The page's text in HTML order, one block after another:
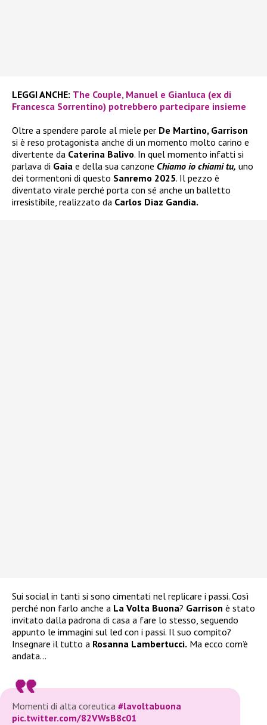
LEGGI ANCHE: The Couple, Manuel e Gianluca (ex di
Francesca Sorrentino) potrebbero partecipare insieme
Oltre a spendere parole al miele per De Martino, Garrison
si è reso protagonista anche di un momento molto carino e
divertente da Caterina Balivo. In quel momento infatti si
parlava di Gaia e della sua canzone Chiamo io chiami tu, uno
dei tormentoni di questo Sanremo 2025. Il pezzo è
diventato virale perché porta con sé anche un balletto
irresistibile, realizzato da Carlos Diaz Gandia.
Sui social in tanti si sono cimentati nel replicare i passi. Così
perché non farlo anche a La Volta Buona? Garrison è stato
invitato dalla padrona di casa a fare lo stesso, seguendo
appunto le immagini sul led con i passi. Il suo compito?
Insegnare il tutto a Rosanna Lambertucci. Ma ecco com’è
andata…
Momenti di alta coreutica #lavoltabuona
pic.twitter.com/82VWsB8c01